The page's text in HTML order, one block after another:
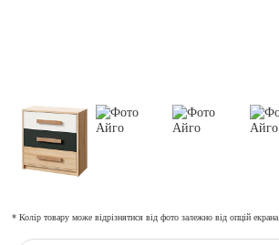
* Колір товару може відрізнятися від фото залежно від опцій екрана.